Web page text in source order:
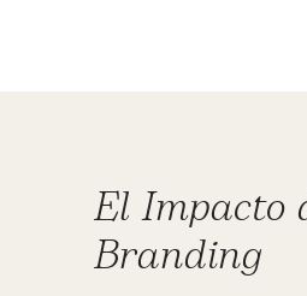
El Impacto
Branding